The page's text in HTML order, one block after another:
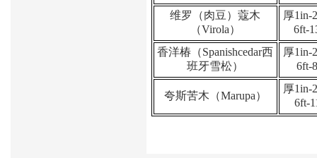
维罗（肉豆）蔻木
（Virola）
厚1in-
6ft-
香洋椿（Spanishcedar西
班牙雪松）
厚1in-
6ft-
夸斯苦木（Marupa）
厚1in-
6ft-